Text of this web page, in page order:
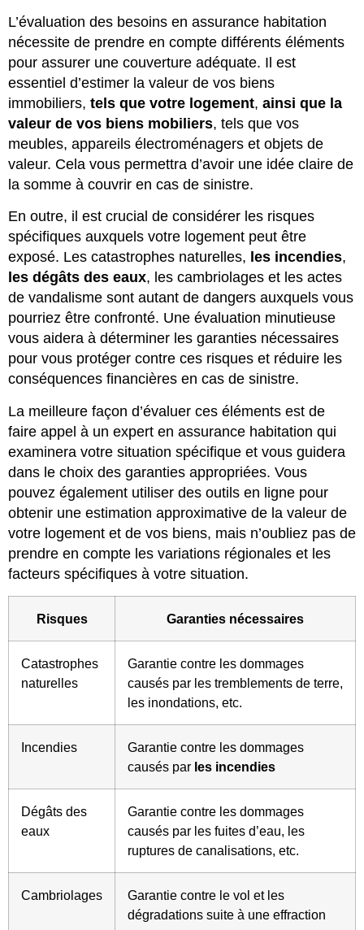
L’évaluation des besoins en assurance habitation
nécessite de prendre en compte différents éléments
pour assurer une couverture adéquate. Il est
essentiel d’estimer la valeur de vos biens
immobiliers, tels que votre logement, ainsi que la
valeur de vos biens mobiliers, tels que vos
meubles, appareils électroménagers et objets de
valeur. Cela vous permettra d’avoir une idée claire de
la somme à couvrir en cas de sinistre.
En outre, il est crucial de considérer les risques
spécifiques auxquels votre logement peut être
exposé. Les catastrophes naturelles, les incendies,
les dégâts des eaux, les cambriolages et les actes
de vandalisme sont autant de dangers auxquels vous
pourriez être confronté. Une évaluation minutieuse
vous aidera à déterminer les garanties nécessaires
pour vous protéger contre ces risques et réduire les
conséquences financières en cas de sinistre.
La meilleure façon d’évaluer ces éléments est de
faire appel à un expert en assurance habitation qui
examinera votre situation spécifique et vous guidera
dans le choix des garanties appropriées. Vous
pouvez également utiliser des outils en ligne pour
obtenir une estimation approximative de la valeur de
votre logement et de vos biens, mais n’oubliez pas de
prendre en compte les variations régionales et les
facteurs spécifiques à votre situation.
Risques Garanties nécessaires
Catastrophes
naturelles
Garantie contre les dommages
causés par les tremblements de terre,
les inondations, etc.
Incendies
Garantie contre les dommages
causés par les incendies
Dégâts des
eaux
Garantie contre les dommages
causés par les fuites d’eau, les
ruptures de canalisations, etc.
Cambriolages
Garantie contre le vol et les
dégradations suite à une effraction